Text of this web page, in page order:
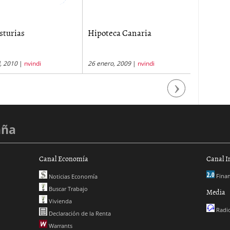
2010| nvindi
Hipoteca Canaria
26 enero, 2009| nvindi
Next
Canal Economía
Noticias Economía
Buscar Trabajo
Vivienda
Declaración de la Renta
Warrants
Canal
Media